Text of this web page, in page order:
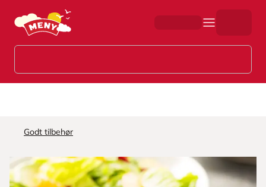
Hopp til hovedinnhold
Godt tilbehør